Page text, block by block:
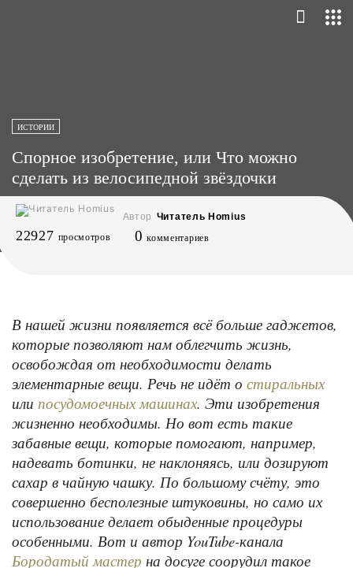
ИСТОРИИ
Спорное изобретение, или Что можно
сделать из велосипедной звёздочки
Автор Читатель Homius
22927 просмотров 0 комментариев
В нашей жизни появляется всё больше гаджетов,
которые позволяют нам облегчить жизнь,
освобождая от необходимости делать
элементарные вещи. Речь не идёт о стиральных
или посудомоечных машинах. Эти изобретения
жизненно необходимы. Но вот есть такие
забавные вещи, которые помогают, например,
надевать ботинки, не наклоняясь, или дозируют
сахар в чайную чашку. По большому счёту, это
совершенно бесполезные штуковины, но само их
использование делает обыденные процедуры
особенными. Вот и автор YouTube-канала
Бородатый мастер на досуге соорудил такое